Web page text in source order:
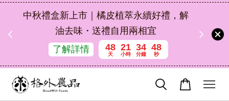
中秋禮盒新上市｜橘皮植萃永續好禮，解
油去味・送禮自用兩相宜
了解詳情
48
天
21
小時
34
分鐘
48
秒